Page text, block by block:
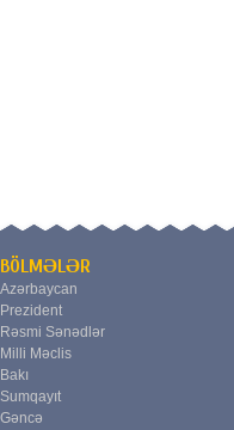
BÖLMƏLƏR
Azərbaycan
Prezident
Rəsmi Sənədlər
Milli Məclis
Bakı
Sumqayıt
Gəncə